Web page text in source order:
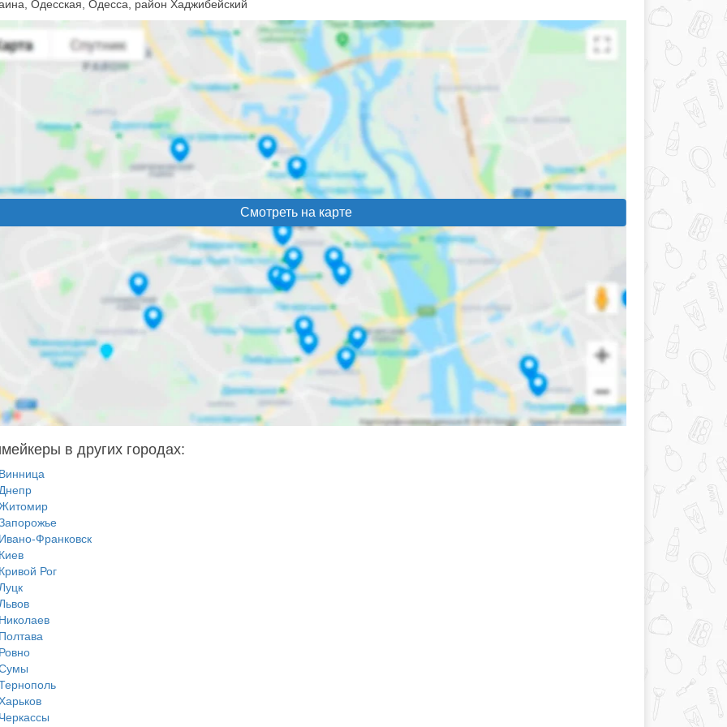
Одесская, Одесса, район Хаджибейский
Смотреть на карте
в других городах:
Франковск
Рог